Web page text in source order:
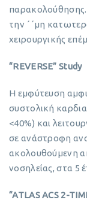
παρακολούθησης.
την ΄΄μη
χειρουργικής
“REVERSE” Study
H εμφύτευση
συστολική
<40%) και
σε ανάστροφη
ακολουθούμενη
νοσηλείας, στα 5
“ATLAS ACS 2-